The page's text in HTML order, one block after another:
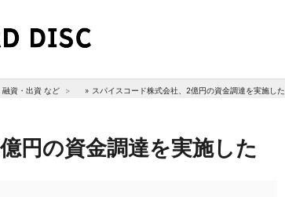
資・出資 など » スパイスコード株式会社、2億円の資金調達を実施した
円の資金調達を実施した